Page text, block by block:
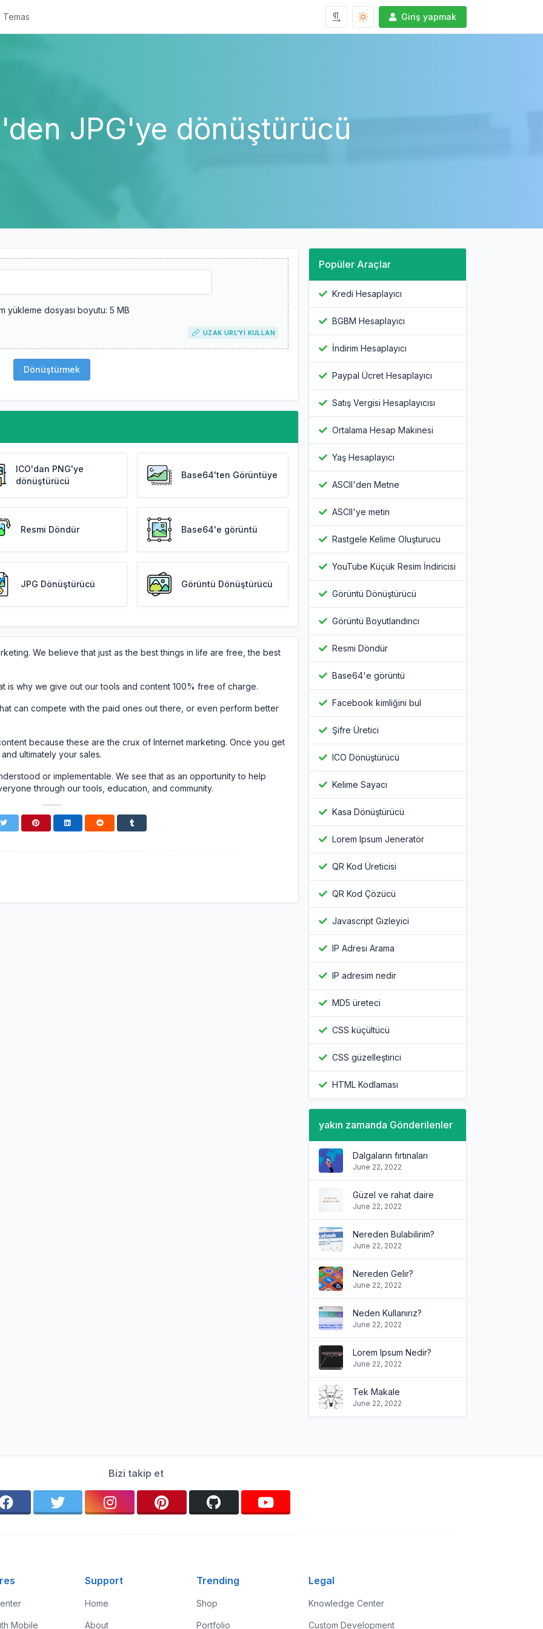
Giriş yapmak
Temas
JPG'ye dönüştürücü
yükleme dosyası boyutu: 5 MB
UZAK URL'YI KULLAN
Dönüştürmek
ICO'dan PNG'ye
dönüştürücü
Base64'ten Görüntüye
Resmi Döndür Base64'e görüntü
JPG Dönüştürücü Görüntü Dönüştürücü
We believe that just as the best things in life are free, the best
is why we give out our tools and content 100% free of charge.
can compete with the paid ones out there, or even perform better
because these are the crux of Internet marketing. Once you get
ultimately your sales.
or implementable. We see that as an opportunity to help
through our tools, education, and community.
Popüler Araçlar
Kredi Hesaplayıcı
BGBM Hesaplayıcı
İndirim Hesaplayıcı
Paypal Ücret Hesaplayıcı
Satış Vergisi Hesaplayıcısı
Ortalama Hesap Makinesi
Yaş Hesaplayıcı
ASCII'den Metne
ASCII'ye metin
Rastgele Kelime Oluşturucu
YouTube Küçük Resim İndiricisi
Görüntü Dönüştürücü
Görüntü Boyutlandırıcı
Resmi Döndür
Base64'e görüntü
Facebook kimliğini bul
Şifre Üretici
ICO Dönüştürücü
Kelime Sayacı
Kasa Dönüştürücü
Lorem Ipsum Jeneratör
QR Kod Üreticisi
QR Kod Çözücü
Javascript Gizleyici
IP Adresi Arama
IP adresim nedir
MD5 üreteci
CSS küçültücü
CSS güzelleştirici
HTML Kodlaması
yakın zamanda Gönderilenler
Dalgaların fırtınaları
June 22, 2022
Güzel ve rahat daire
June 22, 2022
Nereden Bulabilirim?
June 22, 2022
Nereden Gelir?
June 22, 2022
Neden Kullanırız?
June 22, 2022
Lorem Ipsum Nedir?
June 22, 2022
Tek Makale
June 22, 2022
Bizi takip et
Mobile
Support
Home
About
Trending
Shop
Portfolio
Legal
Knowledge Center
Custom Development